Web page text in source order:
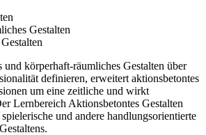
Gestalten
und körperhaft-räumliches Gestalten über
definieren, erweitert aktionsbetontes
um eine zeitliche und wirkt
Lernbereich Aktionsbetontes Gestalten
und andere handlungsorientierte